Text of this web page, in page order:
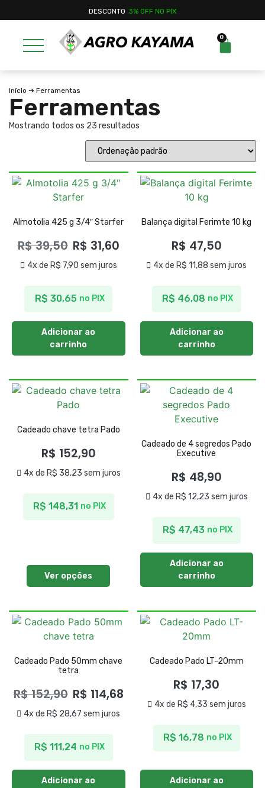
DESCONTO 3% OFF NO PIX
0
Início ➔ Ferramentas
Ferramentas
Mostrando todos os 23 resultados
Almotolia 425 g 3/4″ Starfer
R$39,50 R$ 31,60
4x de R$ 7,90 sem juros
R$ 30,65 no PIX
Adicionar ao
carrinho
Balança digital Ferimte 10 kg
R$ 47,50
4x de R$ 11,88 sem juros
R$ 46,08 no PIX
Adicionar ao
carrinho
Cadeado chave tetra Pado
R$ 152,90
4x de R$ 38,23 sem juros
R$ 148,31 no PIX
Ver opções
Cadeado de 4 segredos Pado
Executive
R$ 48,90
4x de R$ 12,23 sem juros
R$ 47,43 no PIX
Adicionar ao
carrinho
Cadeado Pado 50mm chave
tetra
R$152,90 R$ 114,68
4x de R$ 28,67 sem juros
R$ 111,24 no PIX
Adicionar ao
Cadeado Pado LT-20mm
R$ 17,30
4x de R$ 4,33 sem juros
R$ 16,78 no PIX
Adicionar ao